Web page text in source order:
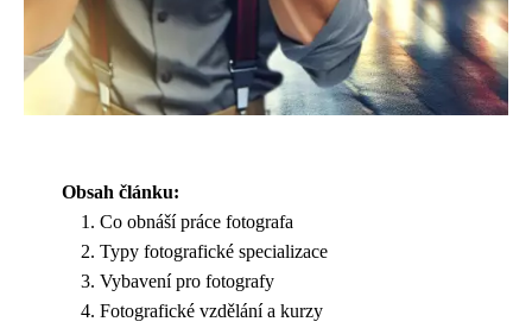
Obsah článku:
Co obnáší práce fotografa
Typy fotografické specializace
Vybavení pro fotografy
Fotografické vzdělání a kurzy